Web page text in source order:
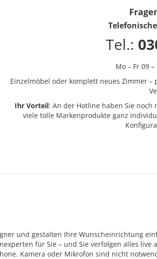
Tel.:
Mo – Fr 09
Einzelmöbel oder komplett neues Zimmer
Ihr Vorteil: An der Hotline haben Sie noch
viele tolle Markenprodukte ganz
und gestalten Ihre Wunscheinrichtung
für Sie – und Sie verfolgen alles live
Kamera oder Mikrofon sind nicht